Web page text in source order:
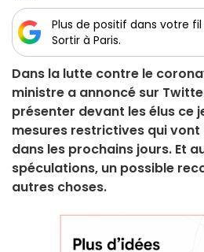
Plus de positif dans votre
Sortir à Paris.
Dans la lutte contre le
ministre a annoncé sur
présenter devant les élus ce
mesures restrictives qui
dans les prochains jours. Et
spéculations, un possible
autres choses.